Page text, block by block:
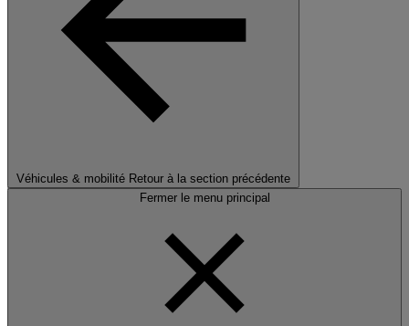
Véhicules & mobilité Retour à la section précédente
Fermer le menu principal